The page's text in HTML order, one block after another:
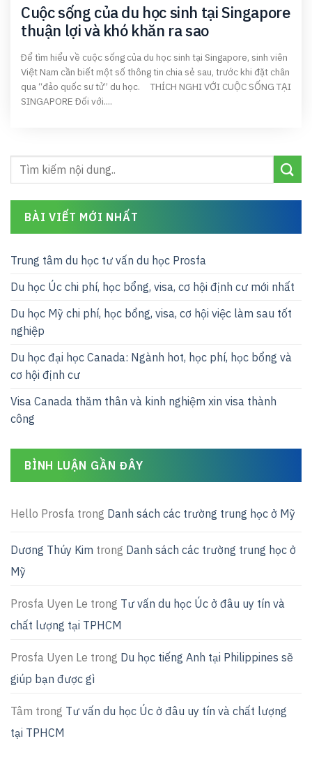
BÀI VIẾT MỚI NHẤT
Trung tâm du học tư vấn du học Prosfa
Du học Úc chi phí, học bổng, visa, cơ hội định cư mới nhất
Du học Mỹ chi phí, học bổng, visa, cơ hội việc làm sau tốt
nghiệp
Du học đại học Canada: Ngành hot, học phí, học bổng và
cơ hội định cư
Visa Canada thăm thân và kinh nghiệm xin visa thành
công
BÌNH LUẬN GẦN ĐÂY
Hello Prosfa trong Danh sách các trường trung học ở Mỹ
Dương Thúy Kim trong Danh sách các trường trung học ở
Mỹ
Prosfa Uyen Le trong Tư vấn du học Úc ở đâu uy tín và
chất lượng tại TPHCM
Prosfa Uyen Le trong Du học tiếng Anh tại Philippines sẽ
giúp bạn được gì
Tâm trong Tư vấn du học Úc ở đâu uy tín và chất lượng
tại TPHCM
Cuộc sống của du học sinh tại Singapore
thuận lợi và khó khăn ra sao
Để tìm hiểu về cuộc sống của du học sinh tại Singapore, sinh viên
Việt Nam cần biết một số thông tin chia sẻ sau, trước khi đặt chân
qua “đảo quốc sư tử” du học. THÍCH NGHI VỚI CUỘC SỐNG TẠI
SINGAPORE Đối với....